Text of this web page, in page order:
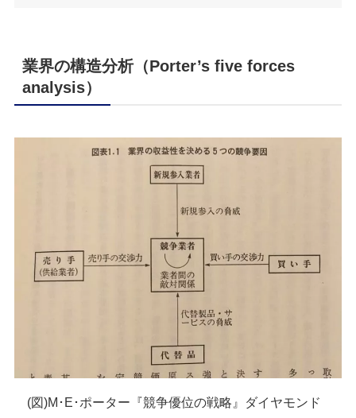
業界の構造分析（Porter’s five forces
analysis）
(図)M･E･ポーター『競争優位の戦略』ダイヤモンド